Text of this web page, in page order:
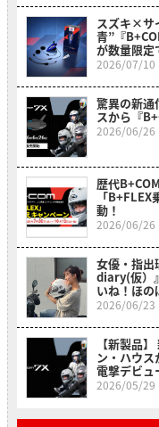
スズキ×サ
青”『
が数量限定
2026/07/10
驚異の新通
スから『
2026/06/26
歴代
「
動！
2026/06/26
女優・指
diary(仮）
いね！ほ
2026/06/23
【新製品
ン・ハウス
電撃デビュ
2026/05/29